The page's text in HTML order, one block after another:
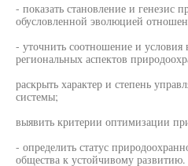
- показать становление и генезис
обусловленной эволюцией
- уточнить соотношение и условия
региональных аспектов
раскрыть характер и степень
системы;
выявить критерии оптимизации
- определить статус
общества к устойчивому развитию.